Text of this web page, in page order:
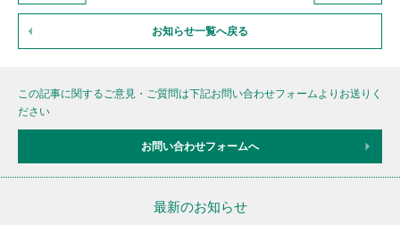
お知らせ一覧へ戻る
この記事に関するご意見・ご質問は下記お問い合わせフォームよりお送りく
ださい
お問い合わせフォームへ
最新のお知らせ